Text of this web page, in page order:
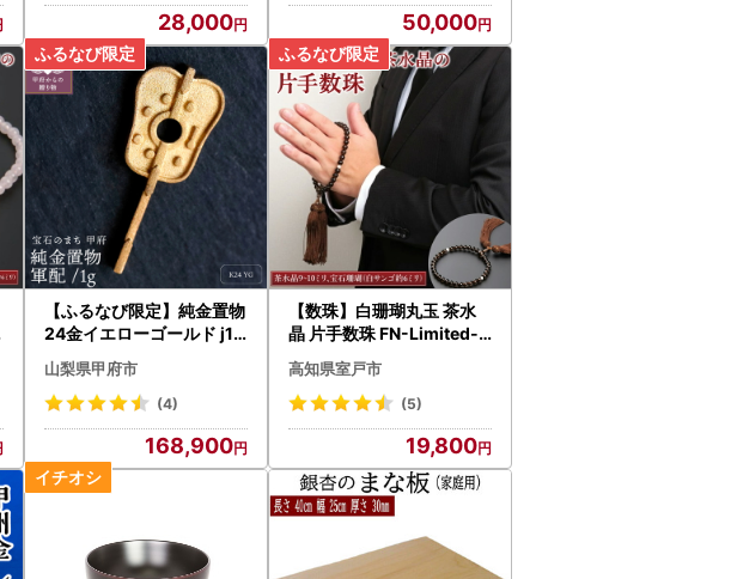
28,000 50,000
【ふるなび限定】純金置物
24金イエローゴールド j17
-124 FN-Limited-SP
山梨県甲府市
(4)
168,900
【数珠】白珊瑚丸玉 茶水
晶 片手数珠 FN-Limited-P
R
高知県室戸市
(5)
19,800